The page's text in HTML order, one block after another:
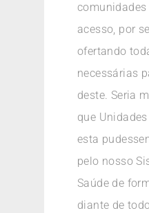
acesso, por
ofertando
necessárias
deste. Seria
que
esta
pelo nosso
Saúde de
diante de